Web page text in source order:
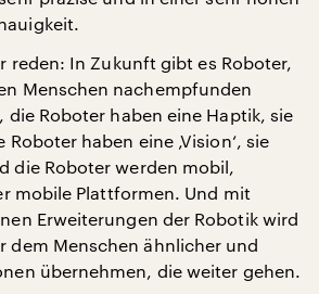
reden: In Zukunft gibt es Roboter,
Menschen nachempfunden
die Roboter haben eine Haptik, sie
haben eine ‚Vision‘, sie
die Roboter werden mobil,
mobile Plattformen. Und mit
Erweiterungen der Robotik wird
dem Menschen ähnlicher und
übernehmen, die weiter gehen.